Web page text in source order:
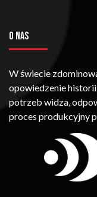
O NAS
W świecie
opowiedzenie
potrzeb widza,
proces produkcyjny